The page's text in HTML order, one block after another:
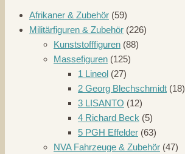
Afrikaner & Zubehör (59)
Militärfiguren & Zubehör (226)
Kunststofffiguren (88)
Massefiguren (125)
1 Lineol (27)
2 Georg Blechschmidt (18)
3 LISANTO (12)
4 Richard Beck (5)
5 PGH Effelder (63)
NVA Fahrzeuge & Zubehör (47)